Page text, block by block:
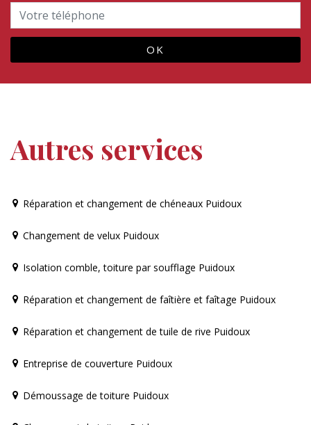
Autres services
Réparation et changement de chéneaux Puidoux
Changement de velux Puidoux
Isolation comble, toiture par soufflage Puidoux
Réparation et changement de faîtière et faîtage Puidoux
Réparation et changement de tuile de rive Puidoux
Entreprise de couverture Puidoux
Démoussage de toiture Puidoux